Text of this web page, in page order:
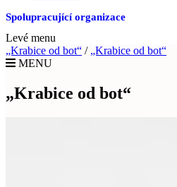
Spolupracující organizace
Levé menu
„Krabice od bot“ / „Krabice od bot“
MENU
„Krabice od bot“